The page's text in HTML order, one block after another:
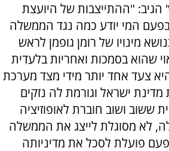
"ההתייצבות של היועצת
המי יודע כמה נגד הממשלה
מינויו של רומן גופמן לראש
שהוא בסמכות ואחריות בלעדית
צעד אחד יותר מידי מצד מערכת
ישראל וגורמת לה נזקים
ששוב ושוב חוברת לאופוזיציה
לא מסוגלת לייצג את הממשלה
פועלת לסכל את מדיניותה